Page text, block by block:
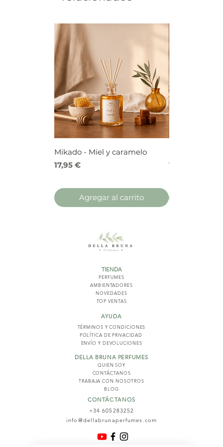
Mikado - Miel y caramelo
Precio
17,95 €
Agregar al carrito
Precio
17,95 €
TIENDA
PERFUMES
AMBIENTADORES
NOVEDADES
TOP VENTAS
AYUDA
TÉRMINOS Y CONDICIONES
POLÍTICA DE PRIVACIDAD
ENVÍO Y DEVOLUCIONES
DELLA BRUNA PERFUMES
QUIEN SOY
CONTÁCTANOS
TRABAJA CON NOSOTROS
BLOG
CONTÁCTANOS
+34 605283252
info@dellabrunaperfumes.com